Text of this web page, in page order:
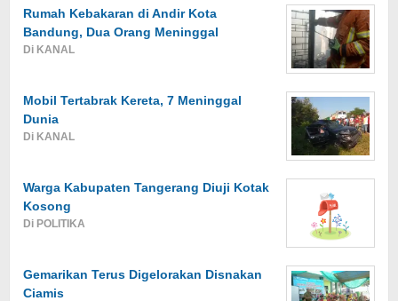
Rumah Kebakaran di Andir Kota
Bandung, Dua Orang Meninggal
Di KANAL
Mobil Tertabrak Kereta, 7 Meninggal
Dunia
Di KANAL
Warga Kabupaten Tangerang Diuji Kotak
Kosong
Di POLITIKA
Gemarikan Terus Digelorakan Disnakan
Ciamis